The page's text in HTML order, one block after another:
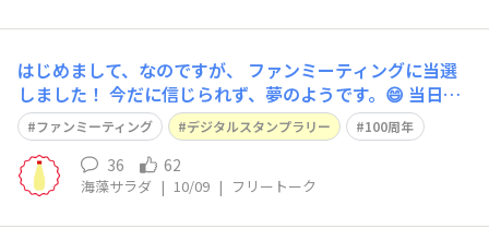
はじめまして、なのですが、 ファンミーティングに当選
しました！ 今だに信じられず、夢のようです。😄 当日
は、絶対に行きます! 台風🌀や自然災害が心配ではありま
すが。😥 日々ツライこともありますが、 生きてたら、良
いこともあるものですね。 もし、他にも当選された方が
いらしたら、 当日お会いできることを
ファンミーティング デジタルスタンプラリー 100周年
36 62
海藻サラダ | 10/09 | フリートーク